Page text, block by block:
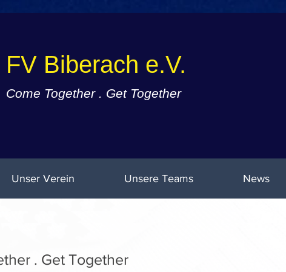
FV Biberach e.V.
Come Together . Get Together
Unser Verein Unsere Teams News
Verein . Eine Leidenschaft
. Get Together